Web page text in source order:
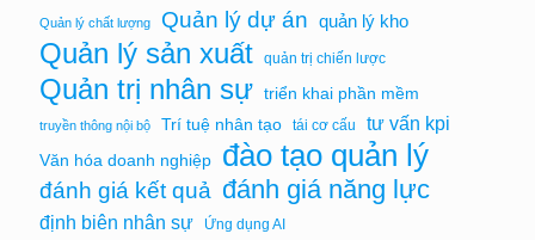
Quản lý chất lượng Quản lý dự án quản lý kho
Quản lý sản xuất quản trị chiến lược
Quản trị nhân sự triển khai phần mềm
truyền thông nội bộ Trí tuệ nhân tạo tái cơ cấu tư vấn kpi
Văn hóa doanh nghiệp đào tạo quản lý
đánh giá kết quả đánh giá năng lực
định biên nhân sự Ứng dụng AI